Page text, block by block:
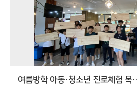
여름방학 아동·청소년 진로체험 목